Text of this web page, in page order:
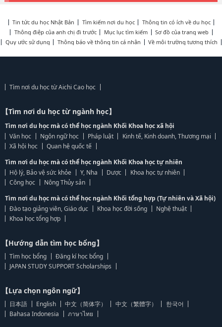
Tin tức du học Nhật Bản Tìm kiếm nơi du học
Thông tin có ích về du học
Thông điệp của anh chị đi trước
Mục lục tìm kiếm
Sơ đồ của trang web
Quy ước sử dụng
Thông báo về thông tin cá nhân Về môi trường tương thích
Tìm nơi du học từ Aichi Cao học
【Tìm nơi du học từ ngành học】
Tìm nơi du học mà có thể học ngành Khối Khoa học xã hội
Văn học
Ngôn ngữ học Pháp luật
Kinh tế, Kinh doanh, Thương mại
Xã hội học
Quan hệ quốc tế
Tìm nơi du học mà có thể học ngành Khối Khoa học tự nhiên
Hộ lý, Bảo vệ sức khỏe
Y, Nha Dược
Khoa học tự nhiên
Công học
Nông Thủy sản
Tìm nơi du học mà có thể học ngành Khối tổng hợp (Tự nhiên và Xã hội)
Đào tạo giảng viên, Giáo dục
Khoa học đời sống
Nghệ thuật
Khoa học tổng hợp
【Hướng dẫn tìm học bổng】
Tìm học bổng
Đăng kí học bổng
JAPAN STUDY SUPPORT Scholarships
【Lựa chọn ngôn ngữ】
日本語 English 中文（简体字） 中文（繁體字）
한국어
Bahasa Indonesia
ภาษาไทย